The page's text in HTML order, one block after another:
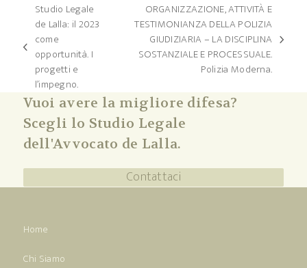
post
precedente:
Studio Legale
de Lalla: il 2023
come
opportunità. I
progetti e
l’impegno.
articolo
successivo:
ORGANIZZAZIONE, ATTIVITÀ E
TESTIMONIANZA DELLA POLIZIA
GIUDIZIARIA – LA DISCIPLINA
SOSTANZIALE E PROCESSUALE.
Polizia Moderna.
Vuoi avere la migliore difesa?
Scegli lo Studio Legale
dell'Avvocato de Lalla.
Contattaci
Home
Chi Siamo